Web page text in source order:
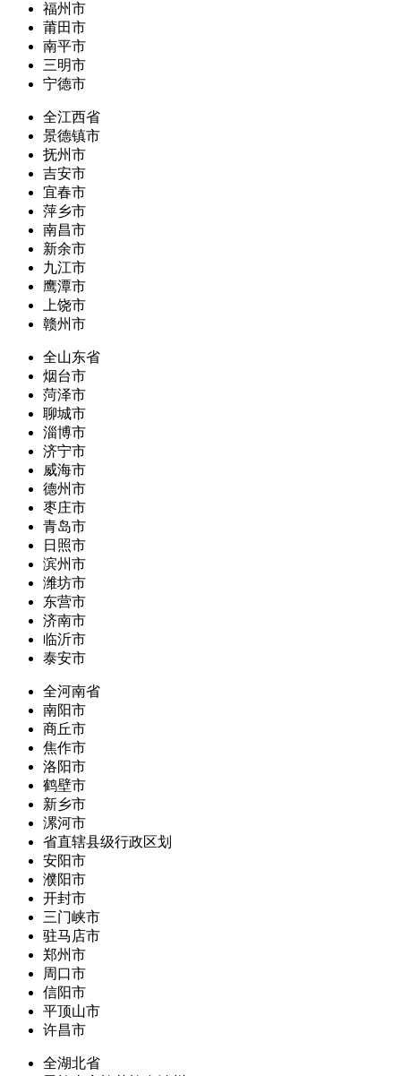
福州市
莆田市
南平市
三明市
宁德市
全江西省
景德镇市
抚州市
吉安市
宜春市
萍乡市
南昌市
新余市
九江市
鹰潭市
上饶市
赣州市
全山东省
烟台市
菏泽市
聊城市
淄博市
济宁市
威海市
德州市
枣庄市
青岛市
日照市
滨州市
潍坊市
东营市
济南市
临沂市
泰安市
全河南省
南阳市
商丘市
焦作市
洛阳市
鹤壁市
新乡市
漯河市
省直辖县级行政区划
安阳市
濮阳市
开封市
三门峡市
驻马店市
郑州市
周口市
信阳市
平顶山市
许昌市
全湖北省